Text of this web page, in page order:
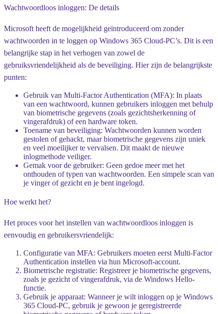
Wachtwoordloos inloggen: De details
Microsoft heeft de mogelijkheid geïntroduceerd om zonder
wachtwoorden in te loggen op Windows 365 Cloud-PC’s. Dit is een
belangrijke stap in het verhogen van zowel de
gebruiksvriendelijkheid als de beveiliging. Hier zijn de belangrijkste
punten:
Gebruik van Multi-Factor Authentication (MFA): In plaats
van een wachtwoord, kunnen gebruikers inloggen met behulp
van biometrische gegevens (zoals gezichtsherkenning of
vingerafdruk) of een hardware token.
Toename van beveiliging: Wachtwoorden kunnen worden
gestolen of gehackt, maar biometrische gegevens zijn uniek
en veel moeilijker te vervalsen. Dit maakt de nieuwe
inlogmethode veiliger.
Gemak voor de gebruiker: Geen gedoe meer met het
onthouden of typen van wachtwoorden. Een simpele scan van
je vinger of gezicht en je bent ingelogd.
Hoe werkt het?
Het proces voor het instellen van wachtwoordloos inloggen is
eenvoudig en gebruikersvriendelijk:
Configuratie van MFA: Gebruikers moeten eerst Multi-Factor
Authentication instellen via hun Microsoft-account.
Biometrische registratie: Registreer je biometrische gegevens,
zoals je gezicht of vingerafdruk, via de Windows Hello-
functie.
Gebruik je apparaat: Wanneer je wilt inloggen op je Windows
365 Cloud-PC, gebruik je gewoon je geregistreerde